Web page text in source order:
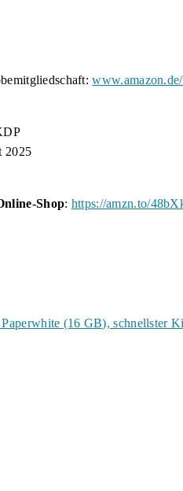
2025
Shop: https://amzn.to/
(16 GB), schnellster